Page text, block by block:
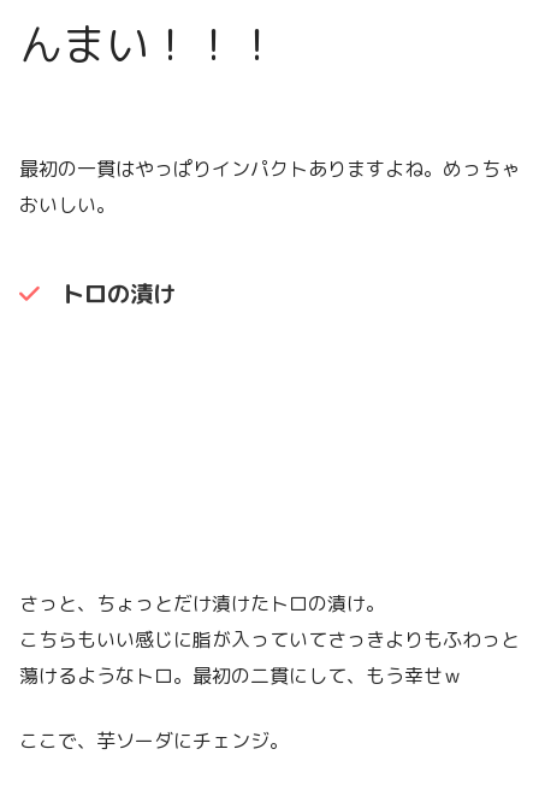
んまい！！！
最初の一貫はやっぱりインパクトありますよね。めっちゃ
おいしい。
トロの漬け
さっと、ちょっとだけ漬けたトロの漬け。
こちらもいい感じに脂が入っていてさっきよりもふわっと
蕩けるようなトロ。最初の二貫にして、もう幸せｗ
ここで、芋ソーダにチェンジ。